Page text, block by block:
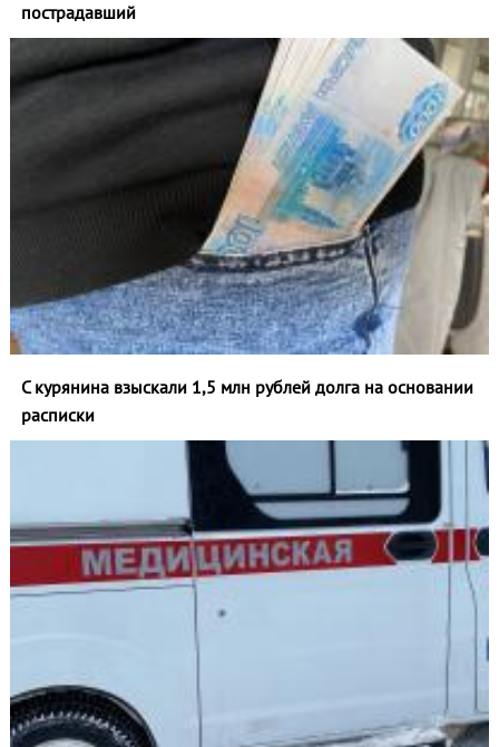
пострадавший
С курянина взыскали 1,5 млн рублей долга на основании
расписки